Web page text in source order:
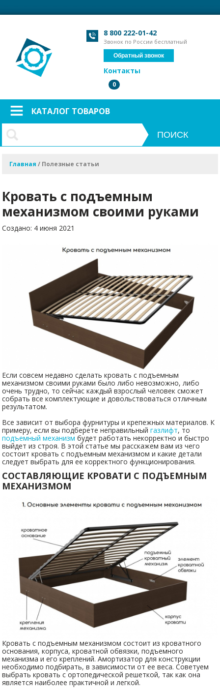
8 800 222-01-42
Звонок по России бесплатный
Обратный звонок
Контакты
0
КАТАЛОГ ТОВАРОВ
Главная / Полезные статьи
Кровать с подъемным
механизмом своими руками
Создано: 4 июня 2021
Если совсем недавно сделать кровать с подъемным
механизмом своими руками было либо невозможно, либо
очень трудно, то сейчас каждый взрослый человек сможет
собрать все комплектующие и довольствоваться отличным
результатом.
Все зависит от выбора фурнитуры и крепежных материалов. К
примеру, если вы подберете неправильныйгазлифт, то
подъемный механизм будет работать некорректно и быстро
выйдет из строя. В этой статье мы расскажем вам из чего
состоит кровать с подъемным механизмом и какие детали
следует выбрать для ее корректного функционирования.
СОСТАВЛЯЮЩИЕ КРОВАТИ С ПОДЪЕМНЫМ
МЕХАНИЗМОМ
Кровать с подъемным механизмом состоит из кроватного
основания, корпуса, кроватной обвязки, подъемного
механизма и его креплений. Амортизатор для конструкции
необходимо подбирать, в зависимости от ее веса. Советуем
выбрать кровать с ортопедической решеткой, так как она
является наиболее практичной и легкой.